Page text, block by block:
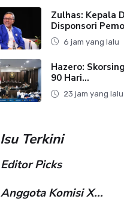
Zulhas: Kepala
Disponsori
6 jam yang lalu
Hazero:
90 Hari...
23 jam yang lalu
Isu Terkini
Editor Picks
Anggota Komisi X...